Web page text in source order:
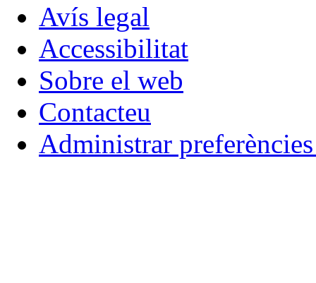
Avís legal
Accessibilitat
Sobre el web
Contacteu
Administrar